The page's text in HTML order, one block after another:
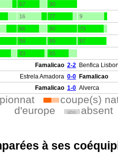
67 90
16 77 9
66 90 79
89 89 87
83 65
Famalicao 2-2 Benfica
Estrela Amadora 0-0 Famalicao
Famalicao 1-0 Alverca
coupe(s)
d'europe
abs. absent
à ses